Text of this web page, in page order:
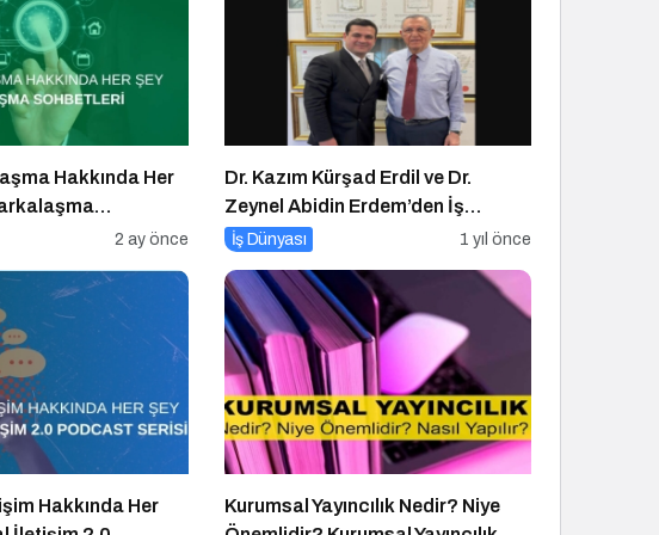
Hakkında Her
Serisi
2 ay önce
Dr. Kazım Kürşad Erdil ve Dr.
Zeynel Abidin Erdem’den İş
Dünyası Buluşması
İş Dünyası 1 yıl önce
Hakkında Her
Kurumsal Yayıncılık Nedir? Niye